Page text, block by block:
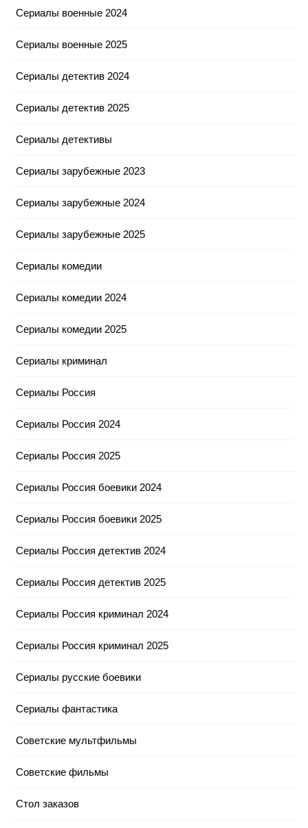
Сериалы военные 2024
Сериалы военные 2025
Сериалы детектив 2024
Сериалы детектив 2025
Сериалы детективы
Сериалы зарубежные 2023
Сериалы зарубежные 2024
Сериалы зарубежные 2025
Сериалы комедии
Сериалы комедии 2024
Сериалы комедии 2025
Сериалы криминал
Сериалы Россия
Сериалы Россия 2024
Сериалы Россия 2025
Сериалы Россия боевики 2024
Сериалы Россия боевики 2025
Сериалы Россия детектив 2024
Сериалы Россия детектив 2025
Сериалы Россия криминал 2024
Сериалы Россия криминал 2025
Сериалы русские боевики
Сериалы фантастика
Советские мультфильмы
Советские фильмы
Стол заказов